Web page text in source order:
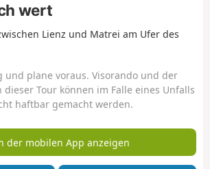
wert
Lienz und Matrei am Ufer des
und plane voraus. Visorando und der
Tour können im Falle eines Unfalls
haftbar gemacht werden.
der mobilen App anzeigen